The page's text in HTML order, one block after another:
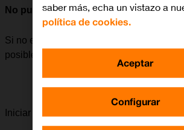
No puedo recibir llamadas
Si no es posible recibir llamadas, puede
posibles al problema.
Iniciar la guía para solucionar tu problema
saber más, echa un vistazo a
política de cookies.
Configurar
Aceptar